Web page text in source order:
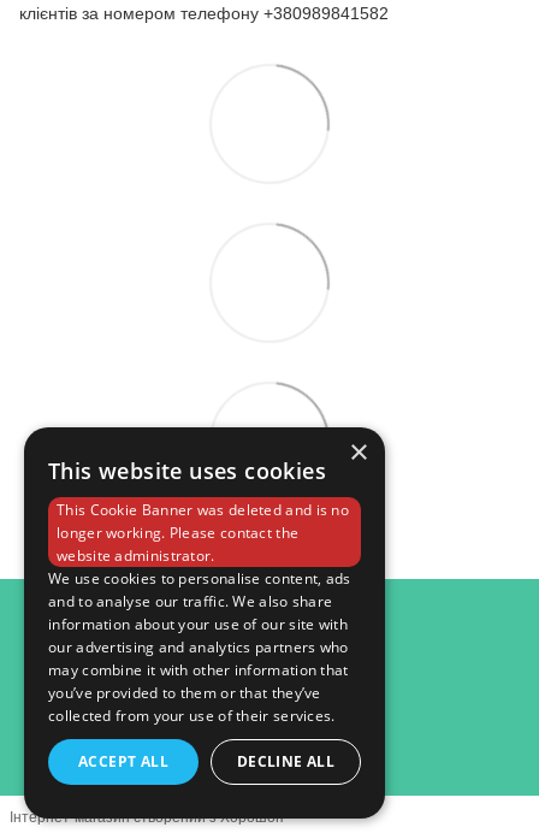
клієнтів за номером телефону +380989841582
098 984 15 82
Контактна інформація
Повна версія сайту
Інтернет-магазин створений з Хорошоп
×
This website uses cookies
This Cookie Banner was deleted and is no
longer working. Please contact the
website administrator.
We use cookies to personalise content, ads
and to analyse our traffic. We also share
information about your use of our site with
our advertising and analytics partners who
may combine it with other information that
you’ve provided to them or that they’ve
collected from your use of their services.
ACCEPT ALL DECLINE ALL